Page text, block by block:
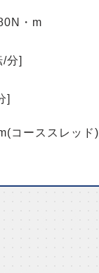
・m
分]
]
コーススレッド)